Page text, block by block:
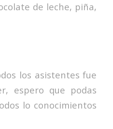
de leche, piña,
los asistentes fue
espero que podas
lo conocimientos